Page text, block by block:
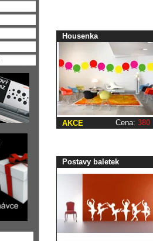
Housenka
Cena: 380
AKCE
Postavy baletek